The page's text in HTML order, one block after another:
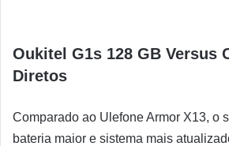
Oukitel G1s 128 GB Versus
Diretos
Comparado ao Ulefone Armor X13, o
bateria maior e sistema mais